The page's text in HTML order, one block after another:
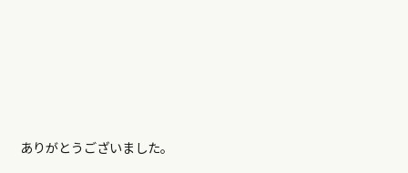
ありがとうございました。